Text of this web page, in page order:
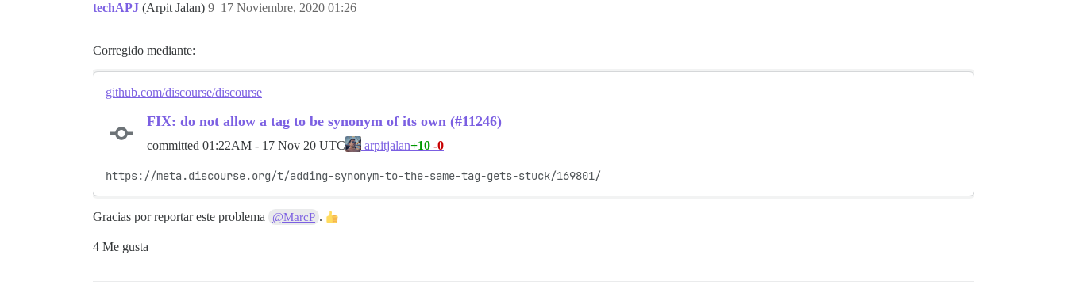
techAPJ (Arpit Jalan) 17 Noviembre, 2020 01:26
9
Corregido mediante:
github.com/discourse/discourse
FIX: do not allow a tag to be synonym of its own (#11246)
committed 01:22AM - 17 Nov 20 UTC arpitjalan+10 -0
https://meta.discourse.org/t/adding-synonym-to-the-same-tag-gets-stuck/169801/
Gracias por reportar este problema @MarcP .
4 Me gusta